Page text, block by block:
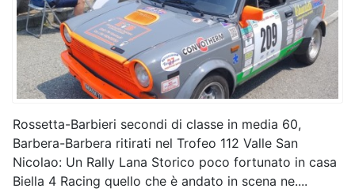
Rossetta-Barbieri secondi di classe in media 60,
Barbera-Barbera ritirati nel Trofeo 112 Valle San
Nicolao: Un Rally Lana Storico poco fortunato in casa
Biella 4 Racing quello che è andato in scena ne....